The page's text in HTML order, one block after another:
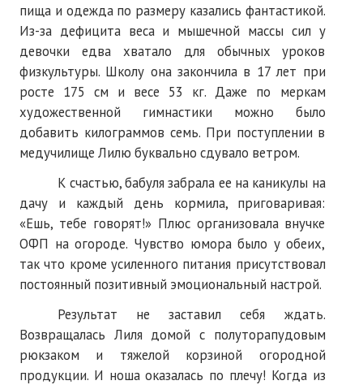
КНИГИ
Список наших книг
Страница поиска
Новые книги
Е. Богатырев «Повесть об олимпийском характере»
В. Щагин «Мяч и время»
ПОДПИСКА
Наложенный платеж
Подписка онлайн на печатную версию
ТАКОВА СПОРТИВНАЯ ЖИЗНЬ
пища и одежда по размеру казались фантастикой.
Из-за дефицита веса и мышечной массы сил у
девочки едва хватало для обычных уроков
физкультуры. Школу она закончила в 17 лет при
росте 175 см и весе 53 кг. Даже по меркам
художественной гимнастики можно было
добавить килограммов семь. При поступлении в
медучилище Лилю буквально сдувало ветром.
К счастью, бабуля забрала ее на каникулы на
дачу и каждый день кормила, приговаривая:
«Ешь, тебе говорят!» Плюс организовала внучке
ОФП на огороде. Чувство юмора было у обеих,
так что кроме усиленного питания присутствовал
постоянный позитивный эмоциональный настрой.
Результат не заставил себя ждать.
Возвращалась Лиля домой с полуторапудовым
рюкзаком и тяжелой корзиной огородной
продукции. И ноша оказалась по плечу! Когда из